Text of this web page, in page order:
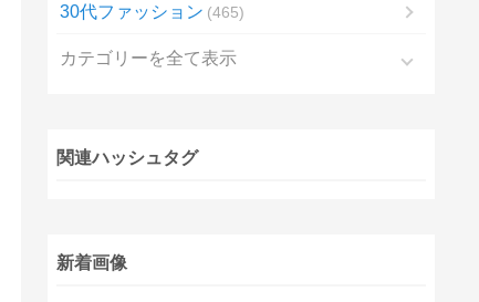
30代ファッション 465
カテゴリーを全て表示
関連ハッシュタグ
新着画像